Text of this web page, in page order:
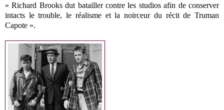
« Richard Brooks dut batailler contre les studios afin de conserver
intacts le trouble, le réalisme et la noirceur du récit de Truman
Capote ».